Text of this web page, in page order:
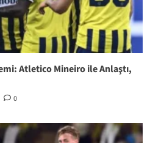
Atletico Mineiro ile Anlaştı,
0